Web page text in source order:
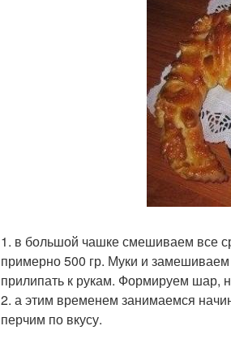
1. в большой чашке смешиваем все
примерно 500 гр. Муки и замешиваем
прилипать к рукам. Формируем шар,
2. а этим временем занимаемся
перчим по вкусу.